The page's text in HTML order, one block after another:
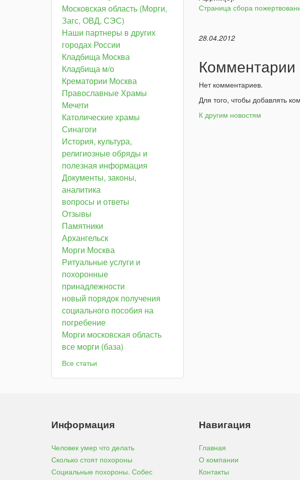
Страница сбора
28.04.2012
Комментарии
Нет комментариев.
Для того, чтобы добавлять
К другим новостям
Московская область (Морги,
Загс, ОВД, СЭС)
Наши партнеры в других
городах России
Кладбища Москва
Кладбища м/о
Крематории Москва
Православные Храмы
Мечети
Католические храмы
Синагоги
История, культура,
религиозные обряды и
полезная информация
Документы, законы,
аналитика
вопросы и ответы
Отзывы
Памятники
Архангельск
Морги Москва
Ритуальные услуги и
похоронные
принадлежности
новый порядок получения
социального пособия на
погребение
Морги московская область
все морги (база)
Все статьи
Информация
Человек умер что делать
Сколько стоят похороны
Социальные похороны. Собес
Навигация
Главная
О компании
Контакты